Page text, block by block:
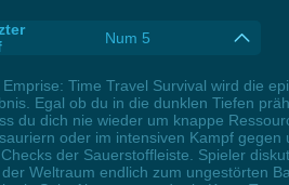
Num 5
Time Travel Survival wird die
Egal ob du in die dunklen Tiefen
du dich nie wieder um knappe
oder im intensiven Kampf
der Sauerstoffleiste. Spieler
Weltraum endlich zum ungestörten